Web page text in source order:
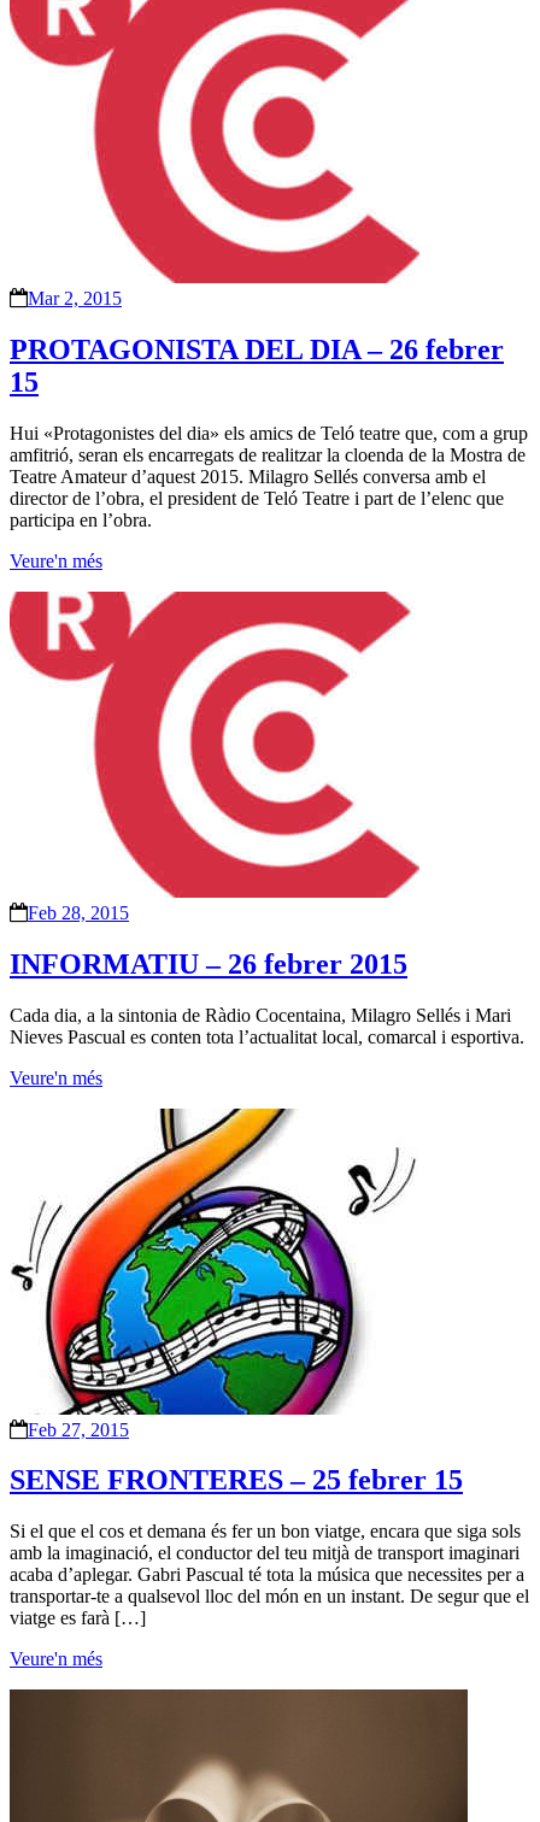
Mar 2, 2015
PROTAGONISTA DEL DIA – 26 febrer
15
Hui «Protagonistes del dia» els amics de Teló teatre que, com a grup
amfitrió, seran els encarregats de realitzar la cloenda de la Mostra de
Teatre Amateur d’aquest 2015. Milagro Sellés conversa amb el
director de l’obra, el president de Teló Teatre i part de l’elenc que
participa en l’obra.
Veure'n més
Feb 28, 2015
INFORMATIU – 26 febrer 2015
Cada dia, a la sintonia de Ràdio Cocentaina, Milagro Sellés i Mari
Nieves Pascual es conten tota l’actualitat local, comarcal i esportiva.
Veure'n més
Feb 27, 2015
SENSE FRONTERES – 25 febrer 15
Si el que el cos et demana és fer un bon viatge, encara que siga sols
amb la imaginació, el conductor del teu mitjà de transport imaginari
acaba d’aplegar. Gabri Pascual té tota la música que necessites per a
transportar-te a qualsevol lloc del món en un instant. De segur que el
viatge es farà […]
Veure'n més